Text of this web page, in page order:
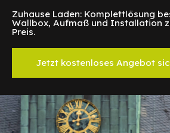
Zuhause Laden: Komplettlösung
Wallbox, Aufmaß und Installation
Preis.
Jetzt kostenloses Angebot